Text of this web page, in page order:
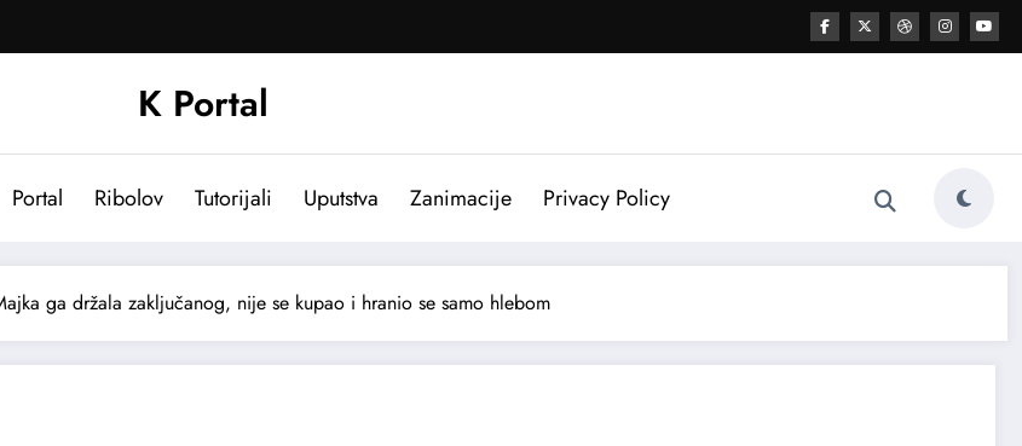
K Portal
Portal Ribolov Tutorijali Uputstva Zanimacije Privacy Policy
ga držala zaključanog, nije se kupao i hranio se samo hlebom